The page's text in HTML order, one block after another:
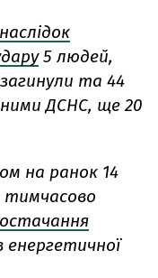
5 людей,
та 44
ДСНС, ще 20
на ранок 14
тимчасово
енергетичної